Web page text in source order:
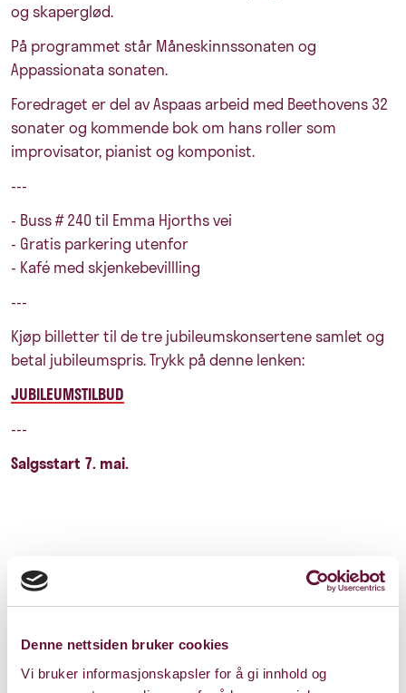
Denne nettsiden bruker cookies
Vi bruker informasjonskapsler for å gi innhold og
og skaperglød.
På programmet står Måneskinnssonaten og
Appassionata sonaten.
Foredraget er del av Aspaas arbeid med Beethovens 32
sonater og kommende bok om hans roller som
improvisator, pianist og komponist.
---
- Buss # 240 til Emma Hjorths vei
- Gratis parkering utenfor
- Kafé med skjenkebevillling
---
Kjøp billetter til de tre jubileumskonsertene samlet og
betal jubileumspris. Trykk på denne lenken:
JUBILEUMSTILBUD
---
Salgsstart 7. mai.
Pris: 0 - 390